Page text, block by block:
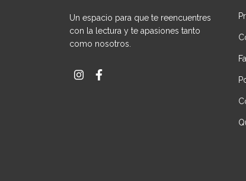
Un espacio para que te reencuentres
con la lectura y te apasiones tanto
como nosotros.